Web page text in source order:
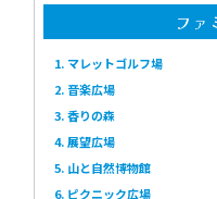
ファ
1. マレットゴルフ場
2. 音楽広場
3. 香りの森
4. 展望広場
5. 山と自然博物館
6. ピクニック広場